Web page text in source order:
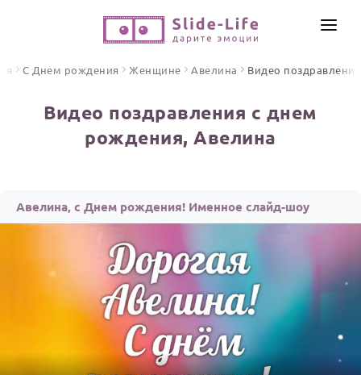
ПО ФОРМАТУ
Открытки
Стихи и тексты
С Днем рождения
Свадьба
ИНСТРУМЕНТЫ
ОТЗЫВЫ
С Днем рождения Женщине Авелина Видео поздравления
Видео поздравления с днем
рождения, Авелина
Авелина, с Днем рождения! Именное слайд-шоу